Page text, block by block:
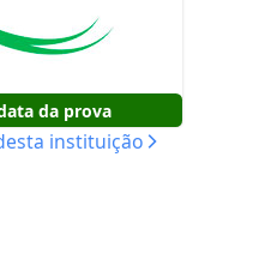
da prova
instituição